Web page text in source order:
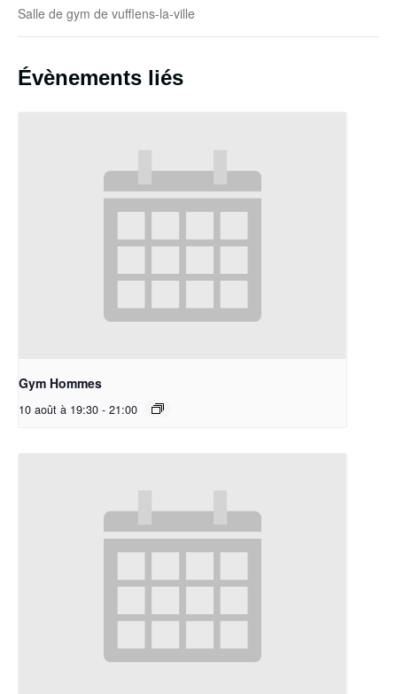
Salle de gym de vufflens-la-ville
Évènements liés
Gym Hommes
10 août à 19:30 - 21:00